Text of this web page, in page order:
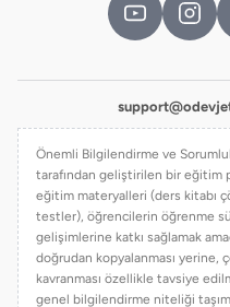
Önemli Bilgilendirme ve
tarafından geliştirilen bir eğitim
eğitim materyalleri (ders kitabı
testler), öğrencilerin öğrenme
gelişimlerine katkı sağlamak
doğrudan kopyalanması yerine,
kavranması özellikle tavsiye
genel bilgilendirme niteliği